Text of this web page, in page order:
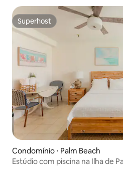
Superhost
Superhost
Condomínio ⋅ Palm Beach
Estúdio com piscina na Ilha de